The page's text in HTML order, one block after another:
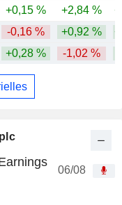
06/08
+0,15 % +2,84 %
-0,16 % +0,92 %
+0,28 % -1,02 %